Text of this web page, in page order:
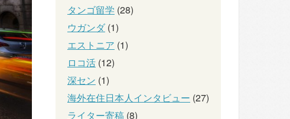
タンゴ留学 (28)
ウガンダ(1)
エストニア (1)
ロコ活 (12)
深セン (1)
海外在住日本人インタビュー (27)
ライター寄稿 (8)